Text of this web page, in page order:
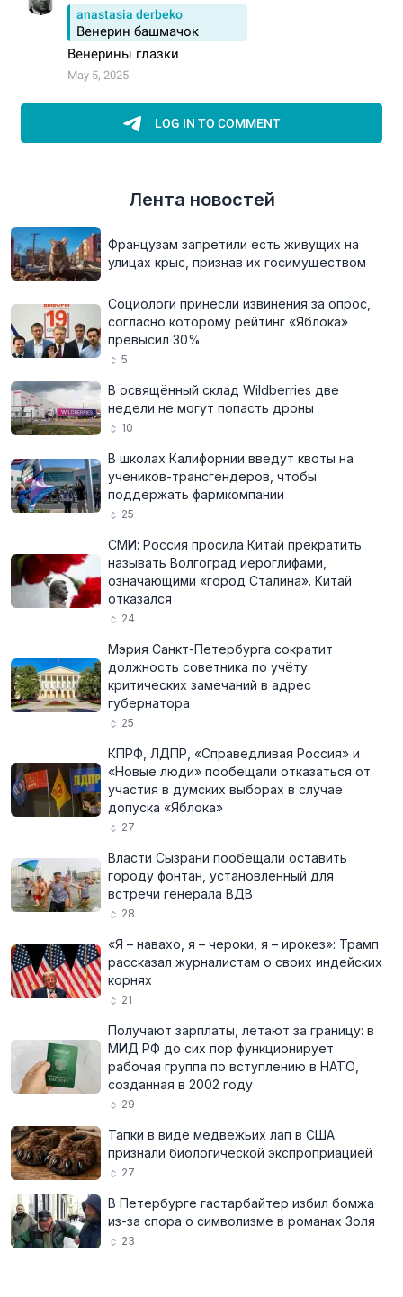
Лента новостей
Французам запретили есть живущих на
улицах крыс, признав их госимуществом
Социологи принесли извинения за опрос,
согласно которому рейтинг «Яблока»
превысил 30%
5
В освящённый склад Wildberries две
недели не могут попасть дроны
10
В школах Калифорнии введут квоты на
учеников-трансгендеров, чтобы
поддержать фармкомпании
25
СМИ: Россия просила Китай прекратить
называть Волгоград иероглифами,
означающими «город Сталина». Китай
отказался
24
Мэрия Санкт-Петербурга сократит
должность советника по учёту
критических замечаний в адрес
губернатора
25
КПРФ, ЛДПР, «Справедливая Россия» и
«Новые люди» пообещали отказаться от
участия в думских выборах в случае
допуска «Яблока»
27
Власти Сызрани пообещали оставить
городу фонтан, установленный для
встречи генерала ВДВ
28
«Я – навахо, я – чероки, я – ирокез»: Трамп
рассказал журналистам о своих индейских
корнях
21
Получают зарплаты, летают за границу: в
МИД РФ до сих пор функционирует
рабочая группа по вступлению в НАТО,
созданная в 2002 году
29
Тапки в виде медвежьих лап в США
признали биологической экспроприацией
27
В Петербурге гастарбайтер избил бомжа
из-за спора о символизме в романах Золя
23